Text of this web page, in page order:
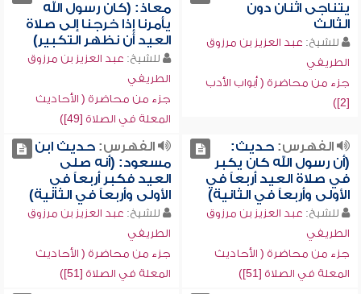
يتناجى اثنان دون
الثالث
للشيخ: عبد العزيز بن مرزوق
الطريفي
جزء من محاضرة ( أبواب الأدب
[2])
معاذ: (كان رسول الله
يأمرنا إذا خرجنا إلى صلاة
العيد أن نظهر التكبير)
للشيخ: عبد العزيز بن مرزوق
الطريفي
جزء من محاضرة ( الأحاديث
المعلة في الصلاة [49])
الفهرس:حديث:
(أن رسول الله كان يكبر
في صلاة العيد أربعاً في
الأولى وأربعاً في الثانية)
للشيخ: عبد العزيز بن مرزوق
الطريفي
جزء من محاضرة ( الأحاديث
المعلة في الصلاة [51])
الفهرس:حديث ابن
مسعود: (أنه صلى
العيد فكبر أربعاً في
الأولى وأربعاً في الثانية)
للشيخ: عبد العزيز بن مرزوق
الطريفي
جزء من محاضرة ( الأحاديث
المعلة في الصلاة [51])